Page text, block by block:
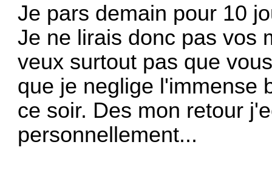
Je pars demain pour 10
Je ne lirais donc pas vos
veux surtout pas que
que je neglige l'immense
ce soir. Des mon retour
personnellement...